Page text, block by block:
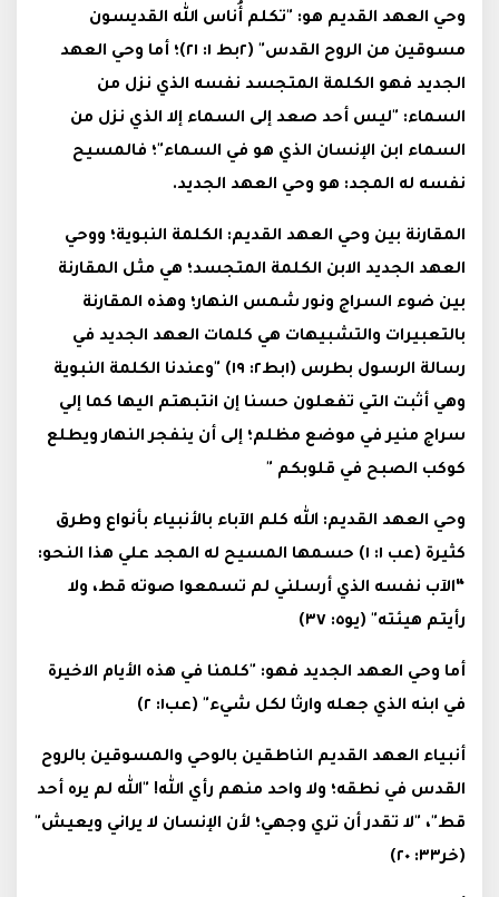
وحي العهد القديم هو: "تكلم أُناس الله القديسون
مسوقين من الروح القدس" (٢بط ١: ٢١)؛ أما وحي العهد
الجديد فهو الكلمة المتجسد نفسه الذي نزل من
السماء: "ليس أحد صعد إلى السماء إلا الذي نزل من
السماء ابن الإنسان الذي هو في السماء"؛ فالمسيح
نفسه له المجد: هو وحي العهد الجديد.
المقارنة بين وحي العهد القديم: الكلمة النبوية؛ ووحي
العهد الجديد الابن الكلمة المتجسد؛ هي مثل المقارنة
بين ضوء السراج ونور شمس النهار؛ وهذه المقارنة
بالتعبيرات والتشبيهات هي كلمات العهد الجديد في
رسالة الرسول بطرس (١بط٢: ١٩) "وعندنا الكلمة النبوية
وهي أثبت التي تفعلون حسنا إن انتبهتم اليها كما إلي
سراج منير في موضع مظلم؛ إلى أن ينفجر النهار ويطلع
كوكب الصبح في قلوبكم "
وحي العهد القديم: الله كلم الآباء بالأنبياء بأنواع وطرق
كثيرة (عب ١: ١) حسمها المسيح له المجد علي هذا النحو:
“الآب نفسه الذي أرسلني لم تسمعوا صوته قط، ولا
رأيتم هيئته" (يو٥: ٣٧)
أما وحي العهد الجديد فهو: "كلمنا في هذه الأيام الاخيرة
في ابنه الذي جعله وارثا لكل شيء" (عب١: ٢)
أنبياء العهد القديم الناطقين بالوحي والمسوقين بالروح
القدس في نطقه؛ ولا واحد منهم رأي الله! "الله لم يره أحد
قط"، "لا تقدر أن تري وجهي؛ لأن الإنسان لا يراني ويعيش"
(خر٣٣: ٢٠)